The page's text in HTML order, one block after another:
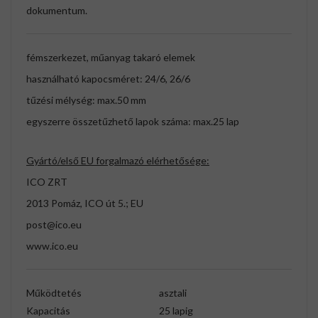
dokumentum.
fémszerkezet, műanyag takaró elemek
használható kapocsméret: 24/6, 26/6
tűzési mélység: max.50 mm
egyszerre összetűzhető lapok száma: max.25 lap
Gyártó/első EU forgalmazó elérhetősége:
ICO ZRT
2013 Pomáz, ICO út 5.; EU
post@ico.eu
www.ico.eu
Működtetés
asztali
Kapacitás
25 lapig